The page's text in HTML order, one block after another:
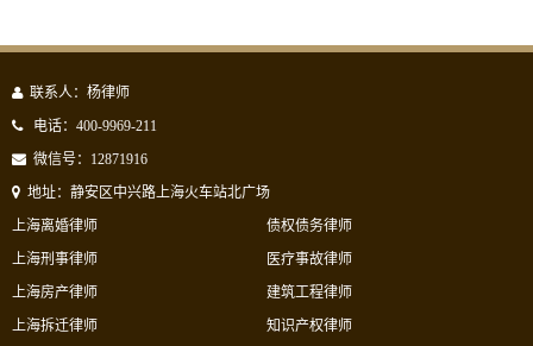
联系人：杨律师
电话：400-9969-211
微信号：12871916
地址：静安区中兴路上海火车站北广场
上海离婚律师
上海刑事律师
上海房产律师
上海拆迁律师
债权债务律师
医疗事故律师
建筑工程律师
知识产权律师